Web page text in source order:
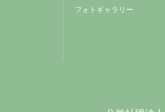
フォトギャラリー